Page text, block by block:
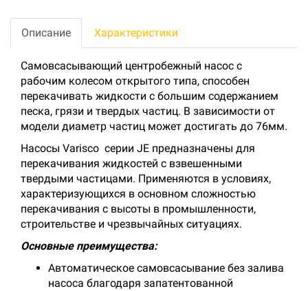
Описание Характеристики
Самовсасывающий центробежный насос с
рабочим колесом открытого типа, способен
перекачивать жидкости с большим содержанием
песка, грязи и твердых частиц. В зависимости от
модели диаметр частиц может достигать до 76мм.
Насосы Varisco серии JE предназначены для
перекачивания жидкостей с взвешенными
твердыми частицами. Применяются в условиях,
характеризующихся в основном сложностью
перекачивания с высоты в промышленности,
строительстве и чрезвычайных ситуациях.
Основные преимущества:
Автоматическое самовсасывание без залива
насоса благодаря запатентованной